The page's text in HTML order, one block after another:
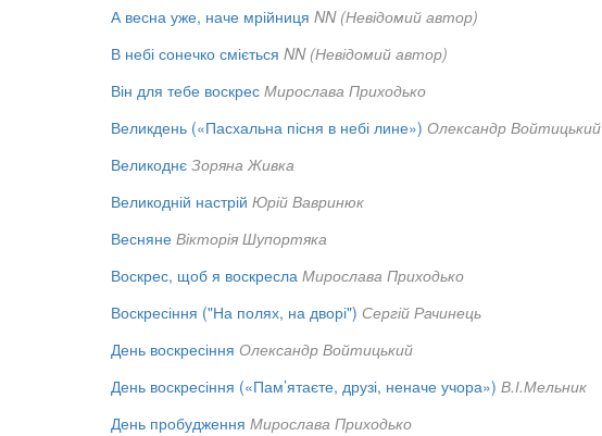
А весна уже, наче мрійниця NN (Невідомий автор)
В небі сонечко сміється NN (Невідомий автор)
Він для тебе воскрес Мирослава Приходько
Великдень («Пасхальна пісня в небі лине») Олександр Войтицький
Великоднє Зоряна Живка
Великодній настрій Юрій Вавринюк
Весняне Вікторія Шупортяка
Воскрес, щоб я воскресла Мирослава Приходько
Воскресіння ("На полях, на дворі") Сергій Рачинець
День воскресіння Олександр Войтицький
День воскресіння («Пам’ятаєте, друзі, неначе учора») В.І.Мельник
День пробудження Мирослава Приходько